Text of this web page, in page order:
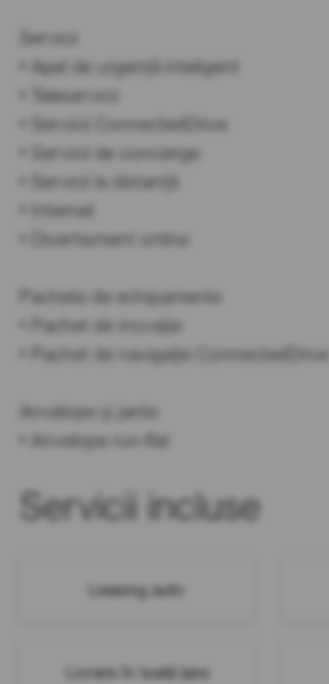
Servicii
• Apel de urgență inteligent
• Teleservicii
• Servicii ConnectedDrive
• Servicii de concierge
• Servicii la distanță
• Internet
• Divertisment online
Pachete de echipamente
• Pachet de inovație
• Pachet de navigație ConnectedDrive
Anvelope și jante
• Anvelope run-flat
Servicii incluse
Leasing auto
Livrare în toată țara